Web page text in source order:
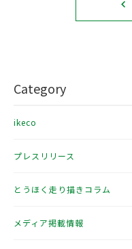
Category
ikeco
プレスリリース
とうほく走り描きコラム
メディア掲載情報